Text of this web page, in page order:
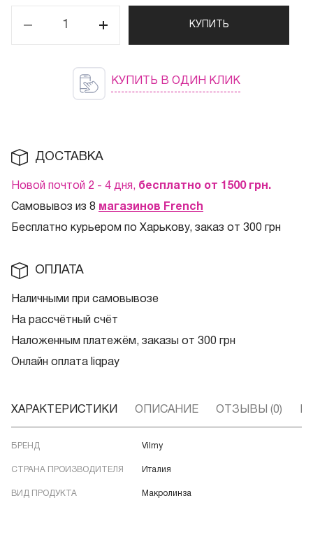
КУПИТЬ
КУПИТЬ В ОДИН КЛИК
ДОСТАВКА
Новой почтой 2 - 4 дня, бесплатно от 1500 грн.
Самовывоз из 8 магазинов French
Бесплатно курьером по Харькову, заказ от 300 грн
ОПЛАТА
Наличными при самовывозе
На рассчётный счёт
Наложенным платежём, заказы от 300 грн
Онлайн оплата liqpay
ХАРАКТЕРИСТИКИ ОПИСАНИЕ ОТЗЫВЫ (0)
БРЕНД Vilmy
СТРАНА ПРОИЗВОДИТЕЛЯ Италия
ВИД ПРОДУКТА Макролинза